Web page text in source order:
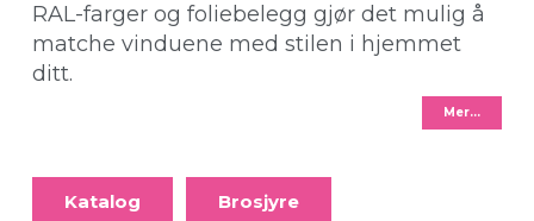
RAL-farger og foliebelegg gjør det mulig å
matche vinduene med stilen i hjemmet
ditt.
Mer…
Katalog Brosjyre